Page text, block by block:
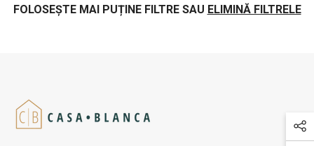
FOLOSEȘTE MAI PUȚINE FILTRE SAU ELIMINĂ FILTRELE